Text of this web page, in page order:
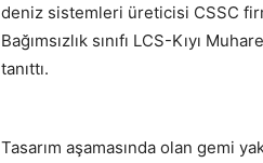
deniz sistemleri üreticisi CSSC
Bağımsızlık sınıfı LCS-Kıyı
tanıttı.
Tasarım aşamasında olan gemi